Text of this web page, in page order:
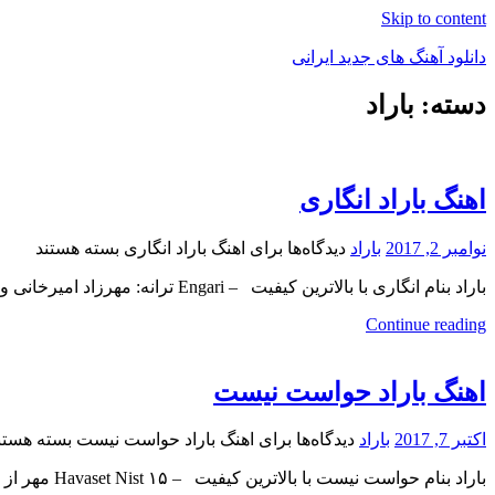
Skip to content
دانلود آهنگ های جدید ایرانی
دانلود
دسته: باراد
اهنگ باراد انگاری
نوامبر 2, 2017 باراد دیدگاه‌ها برای اهنگ باراد انگاری بسته هستند
باراد بنام انگاری با بالاترین کیفیت – Engari ترانه: مهرزاد امیرخانی و باراد , موزیک و تنظیم: باراد برای
Continue reading
اهنگ باراد حواست نیست
اکتبر 7, 2017 باراد دیدگاه‌ها برای اهنگ باراد حواست نیست بسته
باراد بنام حواست نیست با بالاترین کیفیت – Havaset Nist ۱۵ مهر از پاپ موزیک … برای به ادامه